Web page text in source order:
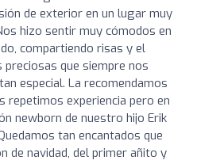
de exterior en un lugar muy
hizo sentir muy cómodos en
compartiendo risas y el
que siempre nos
especial. La recomendamos
repetimos experiencia pero en
newborn de nuestro hijo Erik
tan encantados que
de navidad, del primer añito y